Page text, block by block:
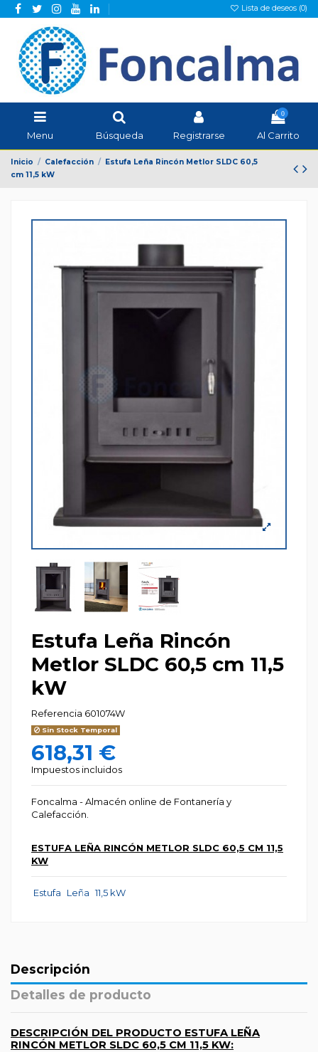
Lista de deseos (0)
Menu Búsqueda Registrarse
0
Al Carrito
Inicio Calefacción
Estufa Leña Rincón Metlor SLDC 60,5
cm 11,5 kW
Estufa Leña Rincón
Metlor SLDC 60,5 cm 11,5
kW
Referencia 601074W
Sin Stock Temporal
618,31 €
Impuestos incluidos
Foncalma - Almacén online de Fontanería y
Calefacción.
ESTUFA LEÑA RINCÓN METLOR SLDC 60,5 CM 11,5
KW
Estufa Leña 11,5 kW
Descripción
Detalles de producto
DESCRIPCIÓN DEL PRODUCTO ESTUFA LEÑA
RINCÓN METLOR SLDC 60,5 CM 11,5 KW: